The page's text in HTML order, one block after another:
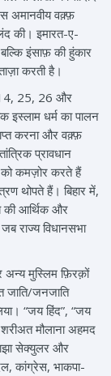
अमानवीय वक़्फ़
की। इमारत-ए-
इंसाफ़ की हुंकार
करती है।
25, 26 और
इस्लाम धर्म का पालन
करना और वक़्फ़
प्रावधान
को कमज़ोर करते हैं
थोपते हैं। बिहार में,
की आर्थिक और
राज्य विधानसभा
अन्य मुस्लिम फ़िरक़ों
जाति/जनजाति
“जय हिंद”, “जय
मौलाना अहमद
सेक्युलर और
कांग्रेस, भाकपा-